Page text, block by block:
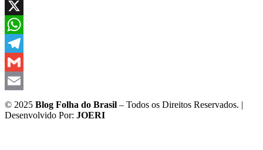
Facebook
X
WhatsApp
Telegram
Gmail
Email
© 2025 Blog Folha do Brasil – Todos os Direitos Reservados. |
Desenvolvido Por: JOERI